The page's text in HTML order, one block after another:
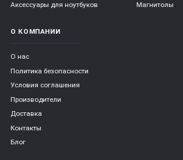
Аксессуары для ноутбуков
Магнитолы
О КОМПАНИИ
О нас
Политика безопасности
Условия соглашения
Производители
Доставка
Контакты
Блог